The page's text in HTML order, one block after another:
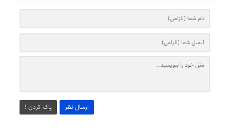
ارسال نظر پاک کردن !